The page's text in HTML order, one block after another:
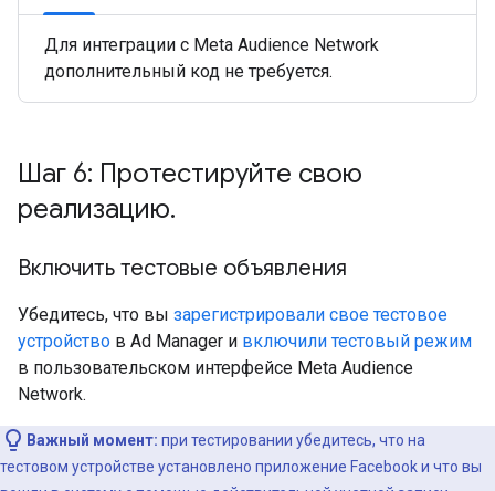
Для интеграции с Meta Audience Network
дополнительный код не требуется.
Шаг 6: Протестируйте свою
реализацию.
Включить тестовые объявления
Убедитесь, что вы зарегистрировали свое тестовое
устройство в Ad Manager и включили тестовый режим
в пользовательском интерфейсе Meta Audience
Network.
Важный момент: при тестировании убедитесь, что на
тестовом устройстве установлено приложение Facebook и что вы